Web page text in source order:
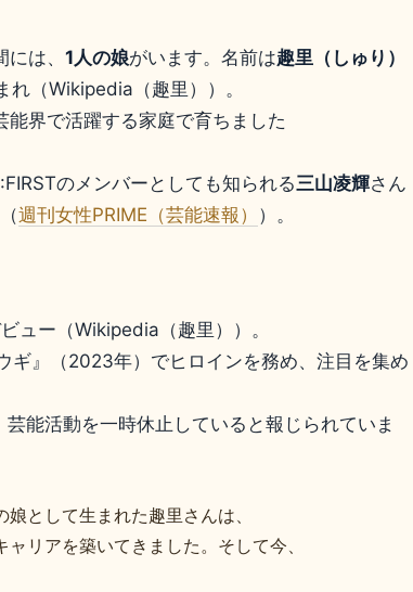
は、 1人の娘がいます。名前は趣里（しゅり）
（Wikipedia（趣里））。
界で活躍する家庭で育ちました
のメンバーとしても知られる三山凌輝さん
週刊女性PRIME（芸能速報） ）。
ュー（Wikipedia（趣里））。
ギ』（2023年）でヒロインを務め、注目を集め
能活動を一時休止していると報じられていま
として生まれた趣里さんは、
リアを築いてきました。そして今、